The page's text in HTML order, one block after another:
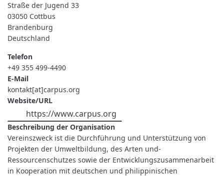
Straße der Jugend 33
03050 Cottbus
Brandenburg
Deutschland
Telefon
+49 355 499-4490
E-Mail
kontakt[at]carpus.org
Website/URL
https://www.carpus.org
Beschreibung der Organisation
Vereinszweck ist die Durchführung und Unterstützung von
Projekten der Umweltbildung, des Arten und-
Ressourcenschutzes sowie der Entwicklungszusammenarbeit
in Kooperation mit deutschen und philippinischen